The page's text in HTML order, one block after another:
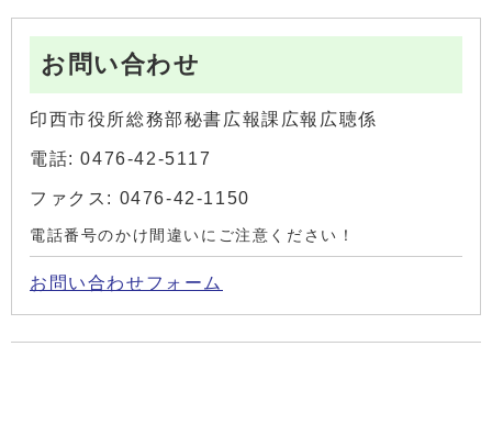
お問い合わせ
印西市役所総務部秘書広報課広報広聴係
電話: 0476-42-5117
ファクス: 0476-42-1150
電話番号のかけ間違いにご注意ください！
お問い合わせフォーム